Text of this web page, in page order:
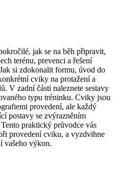
jak se na běh připravit,
terénu, prevenci a řešení
si zdokonalit formu, úvod do
cviky na protažení a
V zadní části naleznete sestavy
typu tréninku. Cviky jsou
provedení, ale každý
postavy se zvýrazněním
praktický průvodce vás
provedení cviku, a vyzdvihne
vašeho výkon.